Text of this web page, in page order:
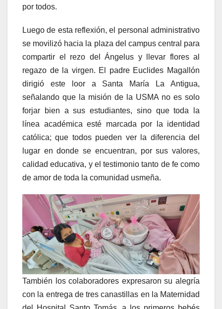
por todos.
Luego de esta reflexión, el personal administrativo
se movilizó hacia la plaza del campus central para
compartir el rezo del Ángelus y llevar flores al
regazo de la virgen. El padre Euclides Magallón
dirigió este loor a Santa María La Antigua,
señalando que la misión de la USMA no es solo
forjar bien a sus estudiantes, sino que toda la
línea académica esté marcada por la identidad
católica; que todos pueden ver la diferencia del
lugar en donde se encuentran, por sus valores,
calidad educativa, y el testimonio tanto de fe como
de amor de toda la comunidad usmeña.
También los colaboradores expresaron su alegría
con la entrega de tres canastillas en la Maternidad